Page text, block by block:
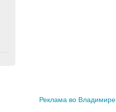
Реклама во Владимире